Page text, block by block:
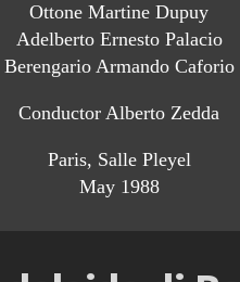
Ottone Martine Dupuy
Adelberto Ernesto Palacio
Berengario Armando Caforio
Conductor Alberto Zedda
Paris, Salle Pleyel
May 1988